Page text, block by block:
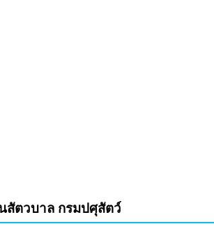
สัตวบาล กรมปศุสัตว์